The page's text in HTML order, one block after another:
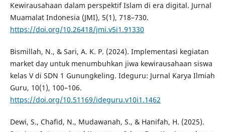
Kewirausahaan dalam perspektif Islam di era digital. Jurnal
Muamalat Indonesia (JMI), 5(1), 718–730.
https://doi.org/10.26418/jmi.v5i1.91330
Bismillah, N., & Sari, A. K. P. (2024). Implementasi kegiatan
market day untuk menumbuhkan jiwa kewirausahaan siswa
kelas V di SDN 1 Gunungkeling. Ideguru: Jurnal Karya Ilmiah
Guru, 10(1), 100–106.
https://doi.org/10.51169/ideguru.v10i1.1462
Dewi, S., Chafid, N., Mudawanah, S., & Hanifah, H. (2025).